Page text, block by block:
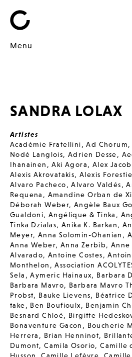
Menu
SANDRA LOLAX
Artistes
Académie Fratellini,Ad Chorum,
Nodé Langlois,Adrien Desse,
Ihanainen ,Aki Agora, Alex Jacob
Alexis Akrovatakis,Alexis
Alvaro Pacheco,Alvaro Valdés,
Requena , Amandine Orban de
Déborah Weber,Angèle Baux
Gualdoni,Angélique & Tinka ,
Tinka Dzialas,Anika K. Barkan,
Meyer, Anna Solomin-Ohanian ,
Anna Weber, Anna Zerbib,Anne
Alvarado,Antoine Costes,
Monthelon ,Association
Sela ,Aymeric Hainaux, Barbara
Barbara Mavro, Barbara Mavro
Probst, Bauke Lievens, Béatrice
take, Ben Boufioulx, Benjamin
Besnard Chloé, Birgitte
Bonaventure Gacon , Boucherie
Herrera , Brian Henninot,
Dumont,Camila Osorio,Camille